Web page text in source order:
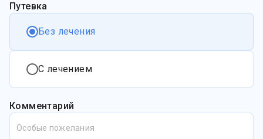
Путевка
Без лечения
С лечением
Комментарий
Особые пожелания